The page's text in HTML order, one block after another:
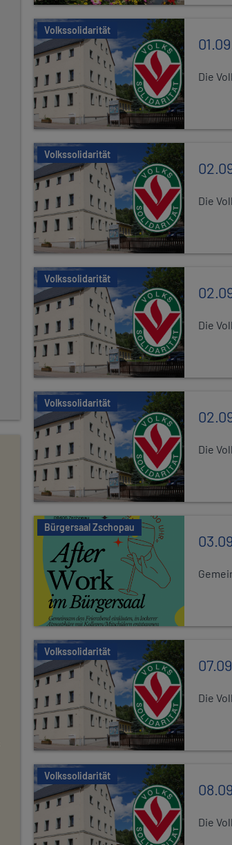
Volkssolidarität
Die
Volkssolidarität
Die
Volkssolidarität
Die
Volkssolidarität
Die
Bürgersaal Zschopau
Volkssolidarität
Die
Volkssolidarität
Die